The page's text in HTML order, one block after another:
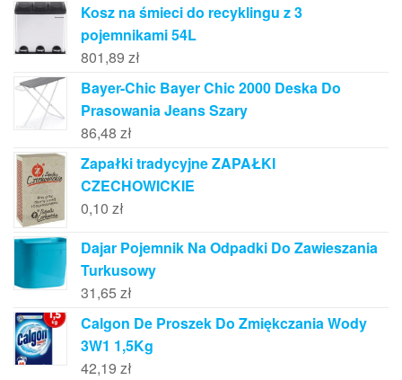
Kosz na śmieci do recyklingu z 3
pojemnikami 54L
801,89 zł
Bayer-Chic Bayer Chic 2000 Deska Do
Prasowania Jeans Szary
86,48 zł
Zapałki tradycyjne ZAPAŁKI
CZECHOWICKIE
0,10 zł
Dajar Pojemnik Na Odpadki Do Zawieszania
Turkusowy
31,65 zł
Calgon De Proszek Do Zmiękczania Wody
3W1 1,5Kg
42,19 zł